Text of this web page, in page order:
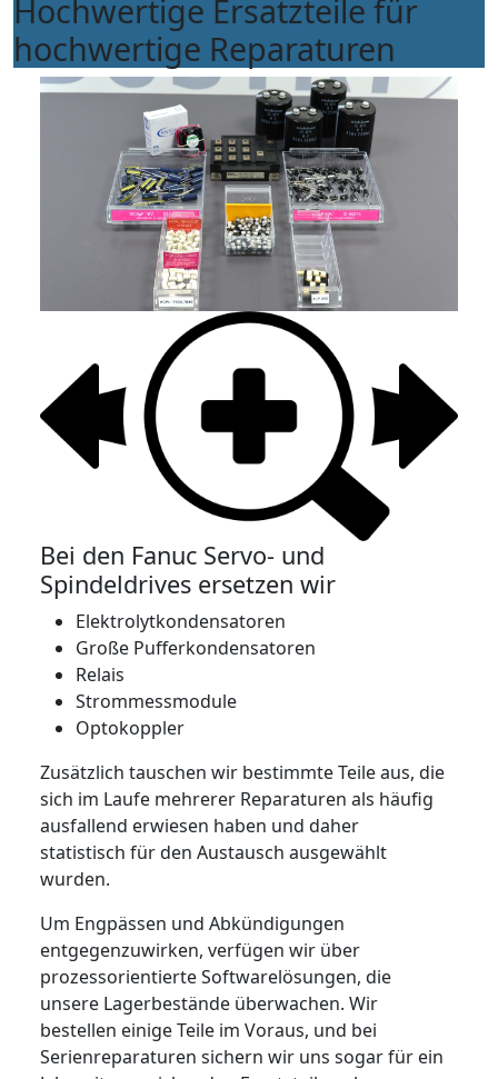
Hochwertige Ersatzteile für
hochwertige Reparaturen
Bei den Fanuc Servo- und
Spindeldrives ersetzen wir
Elektrolytkondensatoren
Große Pufferkondensatoren
Relais
Strommessmodule
Optokoppler
Zusätzlich tauschen wir bestimmte Teile aus, die
sich im Laufe mehrerer Reparaturen als häufig
ausfallend erwiesen haben und daher
statistisch für den Austausch ausgewählt
wurden.
Um Engpässen und Abkündigungen
entgegenzuwirken, verfügen wir über
prozessorientierte Softwarelösungen, die
unsere Lagerbestände überwachen. Wir
bestellen einige Teile im Voraus, und bei
Serienreparaturen sichern wir uns sogar für ein